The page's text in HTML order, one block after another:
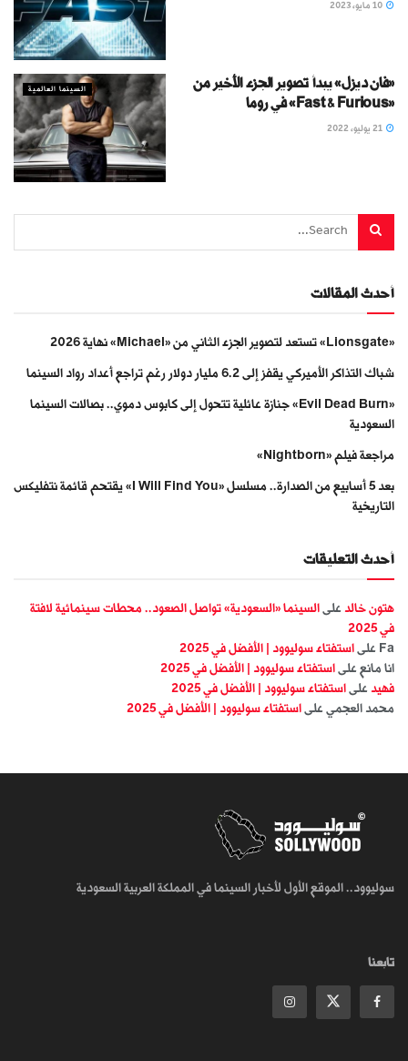
السينما العالمية
«فان ديزل» يبدأ تصوير الجزء الأخير من
«Fast & Furious» في روما
أحدث المقالات
«Lionsgate» تستعد لتصوير الجزء الثاني من «Michael» نهاية 2026
شباك التذاكر الأميركي يقفز إلى 6.2 مليار دولار رغم تراجع أعداد رواد السينما
«Evil Dead Burn» جنازة عائلية تتحول إلى كابوس دموي.. بصالات السينما
السعودية
مراجعة فيلم «Nightborn»
بعد 5 أسابيع من الصدارة.. مسلسل «I Will Find You» يقتحم قائمة نتفليكس
التاريخية
أحدث التعليقات
هتون خالد على السينما «السعودية» تواصل الصعود.. محطات سينمائية لافتة
في 2025
Fa على استفتاء سوليوود | الأفضل في 2025
انا مانع على استفتاء سوليوود | الأفضل في 2025
فهيد على استفتاء سوليوود | الأفضل في 2025
محمد العجمي على استفتاء سوليوود | الأفضل في 2025
سوليوود.. الموقع الأول لأخبار السينما في المملكة العربية السعودية
تابعنا